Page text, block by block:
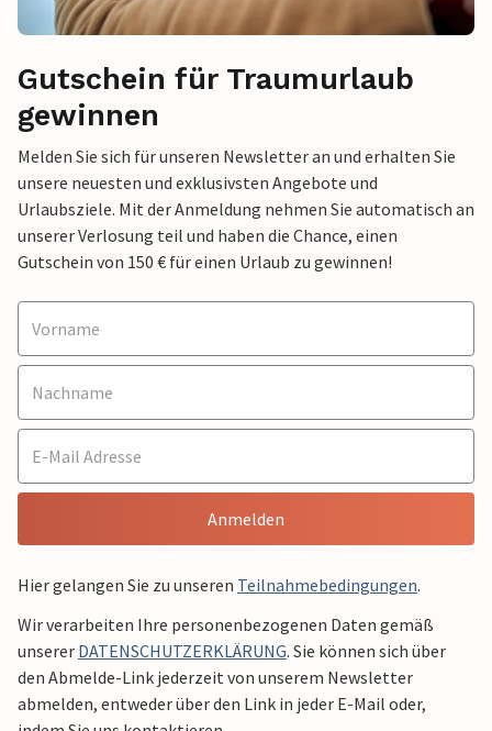
Gutschein für Traumurlaub
gewinnen
Melden Sie sich für unseren Newsletter an und erhalten Sie
unsere neuesten und exklusivsten Angebote und
Urlaubsziele. Mit der Anmeldung nehmen Sie automatisch an
unserer Verlosung teil und haben die Chance, einen
Gutschein von 150 € für einen Urlaub zu gewinnen!
Anmelden
Hier gelangen Sie zu unseren Teilnahmebedingungen.
Wir verarbeiten Ihre personenbezogenen Daten gemäß
unserer DATENSCHUTZERKLÄRUNG. Sie können sich über
den Abmelde-Link jederzeit von unserem Newsletter
abmelden, entweder über den Link in jeder E-Mail oder,